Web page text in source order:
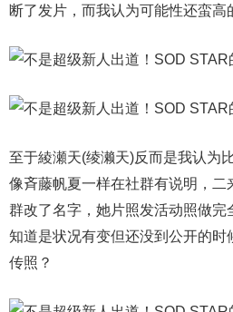
断了发片，而我认为可能性还蛮高
至于綾瀬天(绫濑天)反而是我认为
像斉藤帆夏一样在社群有说明，二
群改了名字，她片照发活动照做完
知道是状况有变但还没到公开的时
传照？